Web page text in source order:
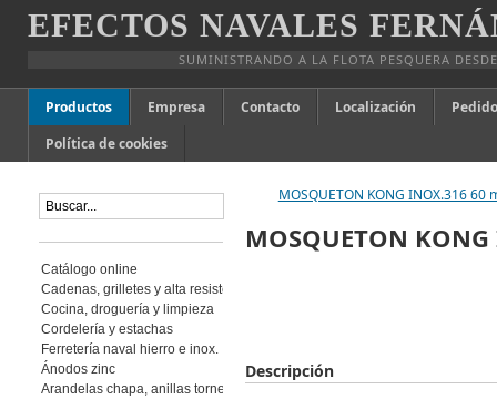
EFECTOS NAVALES
SUMINISTRANDO A LA FLOTA PESQUERA
Productos Empresa Contacto Localización
Política de cookies
MOSQUETON KONG INOX.316 60
MOSQUETON
Descripción
Catálogo online
Cadenas, grilletes y alta resistencia
Cocina, droguería y limpieza
Cordelería y estachas
Ferretería naval hierro e inox.
Ánodos zinc
Arandelas chapa, anillas torneadas